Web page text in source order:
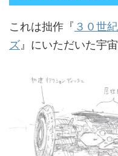
これは拙作『 ３０世
ズ 』にいただいた宇